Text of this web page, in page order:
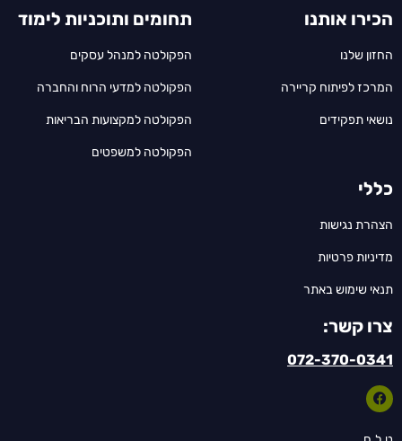
הכירו אותנו
החזון שלנו
המרכז לפיתוח קריירה
נושאי תפקידים
תחומים ותוכניות לימוד
הפקולטה למנהל עסקים
הפקולטה למדעי הרוח והחברה
הפקולטה למקצועות הבריאות
הפקולטה למשפטים
כללי
הצהרת נגישות
מדיניות פרטיות
תנאי שימוש באתר
צרו קשר:
072-370-0341